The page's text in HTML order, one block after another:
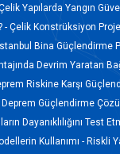
Yapılarda Yangın
-Çelik Konstrüksiyon
Bina Güçlendirme
Devrim Yaratan
Riskine Karşı
Deprem Güçlendirme
Dayanıklılığını Test
Kullanımı - Riskli